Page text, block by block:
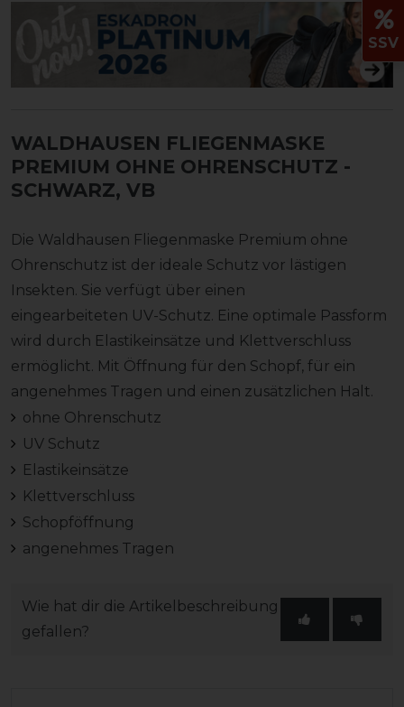
WALDHAUSEN FLIEGENMASKE
PREMIUM OHNE OHRENSCHUTZ -
SCHWARZ, VB
Die Waldhausen Fliegenmaske Premium ohne
Ohrenschutz ist der ideale Schutz vor lästigen
Insekten. Sie verfügt über einen
eingearbeiteten UV-Schutz. Eine optimale Passform
wird durch Elastikeinsätze und Klettverschluss
ermöglicht. Mit Öffnung für den Schopf, für ein
angenehmes Tragen und einen zusätzlichen Halt.
ohne Ohrenschutz
UV Schutz
Elastikeinsätze
Klettverschluss
Schopföffnung
angenehmes Tragen
Wie hat dir die Artikelbeschreibung
gefallen?
SSV